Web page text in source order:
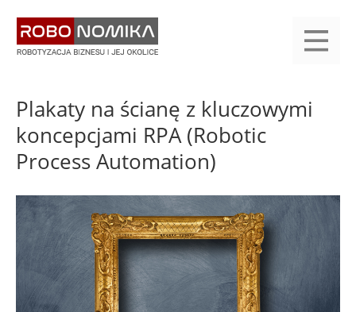
treści
yasne
main
menu
Plakaty na ścianę z kluczowymi
koncepcjami RPA (Robotic
Process Automation)